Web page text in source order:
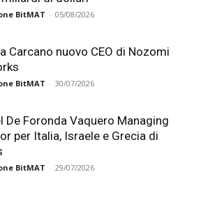
BitMAT - 05/08/2026
Carcano nuovo CEO di Nozomi
BitMAT - 30/07/2026
De Foronda Vaquero Managing
per Italia, Israele e Grecia di
BitMAT - 29/07/2026